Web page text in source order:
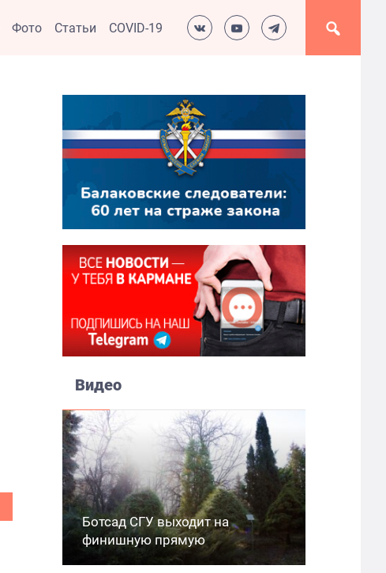
Фото Статьи COVID-19
Видео
Ботсад СГУ выходит на
финишную прямую